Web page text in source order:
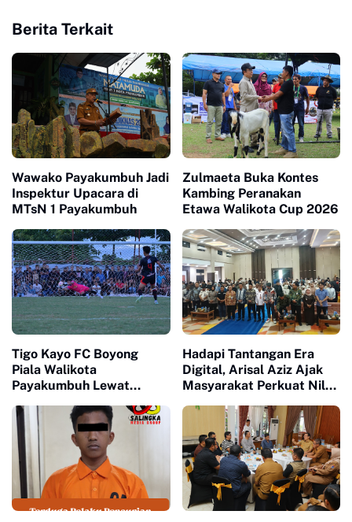
Berita Terkait
Wawako Payakumbuh Jadi
Inspektur Upacara di
MTsN 1 Payakumbuh
Zulmaeta Buka Kontes
Kambing Peranakan
Etawa Walikota Cup 2026
Tigo Kayo FC Boyong
Piala Walikota
Payakumbuh Lewat
Hadapi Tantangan Era
Digital, Arisal Aziz Ajak
Masyarakat Perkuat Nilai